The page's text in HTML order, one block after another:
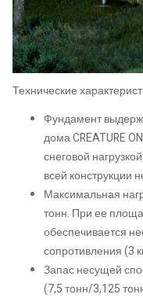
Технические
Фундамент
дома CREATURE
снеговой
всей конструкции
Максимальная
тонн. При ее
обеспечивается
сопротивления (3
Запас несущей
(7,5 тонн/3,125